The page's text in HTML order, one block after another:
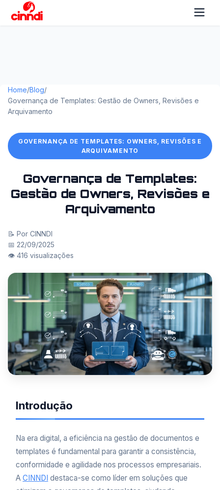
Home/Blog/
Governança de Templates: Gestão de Owners, Revisões e
Arquivamento
GOVERNANÇA DE TEMPLATES: OWNERS, REVISÕES E
ARQUIVAMENTO
Governança de Templates:
Gestão de Owners, Revisões e
Arquivamento
📝 Por CINNDI
📅 22/09/2025
👁️ 416 visualizações
Introdução
Na era digital, a eficiência na gestão de documentos e
templates é fundamental para garantir a consistência,
conformidade e agilidade nos processos empresariais.
A CINNDI destaca-se como líder em soluções que